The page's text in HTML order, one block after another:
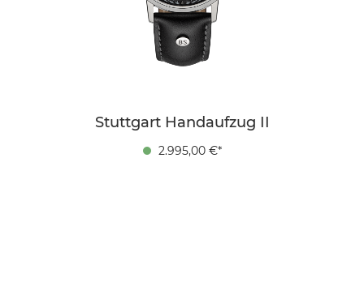
Stuttgart Handaufzug II
2.995,00 €*